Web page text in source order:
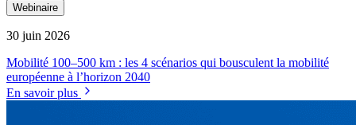
Webinaire
30 juin 2026
Mobilité 100–500 km : les 4 scénarios qui bousculent la mobilité
européenne à l’horizon 2040
En savoir plus